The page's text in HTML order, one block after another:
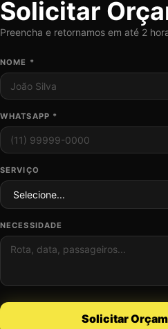
Solicitar
Preencha e retornamos em até 2
NOME *
WHATSAPP *
SERVIÇO
NECESSIDADE
Solicitar